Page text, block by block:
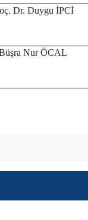
Dr. Duygu İPCİ
Nur ÖCAL